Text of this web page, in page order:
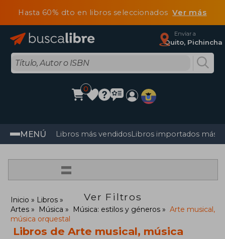
Hasta 60% dto en libros seleccionadosVer más
Enviar a
Quito, Pichincha
0
MENÚ Libros más vendidosLibros importados más
=
Ver Filtros
Inicio
Libros
Artes
Música Música: estilos y géneros
Arte musical,
música orquestal
Libros de Arte musical, música